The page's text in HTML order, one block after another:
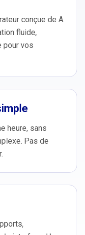
conçue de A
fluide,
pour vos
heure, sans
Pas de